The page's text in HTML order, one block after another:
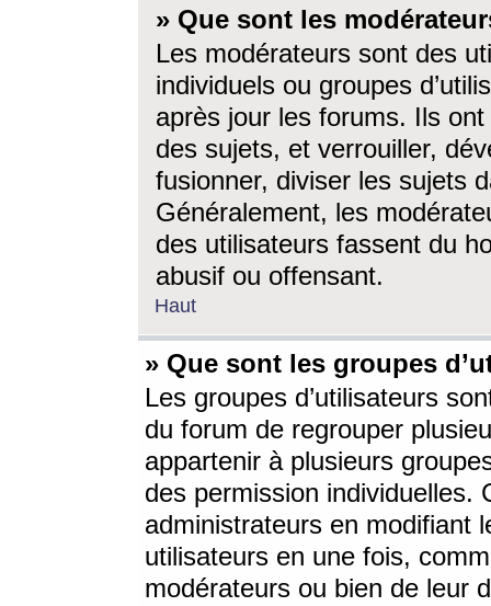
» Que sont les
Les modérateurs sont des
individuels ou groupes
après jour les forums. Ils ont
des sujets, et verrouiller,
fusionner, diviser les sujets
Généralement, les
des utilisateurs fassent du
abusif ou offensant.
Haut
» Que sont les groupes
Les groupes d’utilisateurs
du forum de regrouper
appartenir à plusieurs
des permission individuelles.
administrateurs en modifiant
utilisateurs en une fois,
modérateurs ou bien de leur